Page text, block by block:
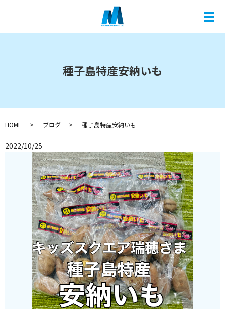
メ
種子島特産安納いも
HOME ブログ 種子島特産安納いも
2022/10/25